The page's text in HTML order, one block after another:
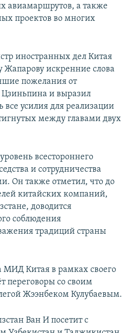
авиамаршрутов, а также
проектов во многих
иностранных дел Китая
Жапарову искренние слова
пожелания от
и выразил
все усилия для реализации
между главами двух
всестороннего
и сотрудничества
Он также отметил, что до
китайских компаний,
доводится
соблюдения
традиций страны
МИД Китая в рамках своего
переговоры со своим
Жээнбеком Кулубаевым.
Ван И посетит с